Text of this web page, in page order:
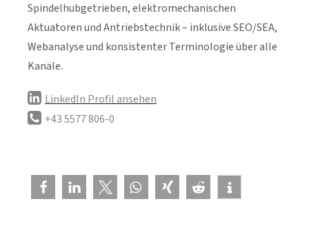
Spindelhubgetrieben, elektromechanischen
Aktuatoren und Antriebstechnik – inklusive SEO/SEA,
Webanalyse und konsistenter Terminologie über alle
Kanäle.
LinkedIn Profil ansehen
+43 5577 806-0